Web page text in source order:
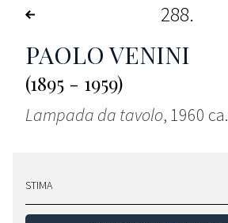
288
PAOLO VENINI
(1895 - 1959)
Lampada da tavolo, 1960 ca.
STIMA